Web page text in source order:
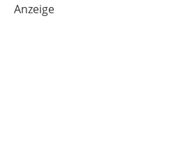
Anzeige